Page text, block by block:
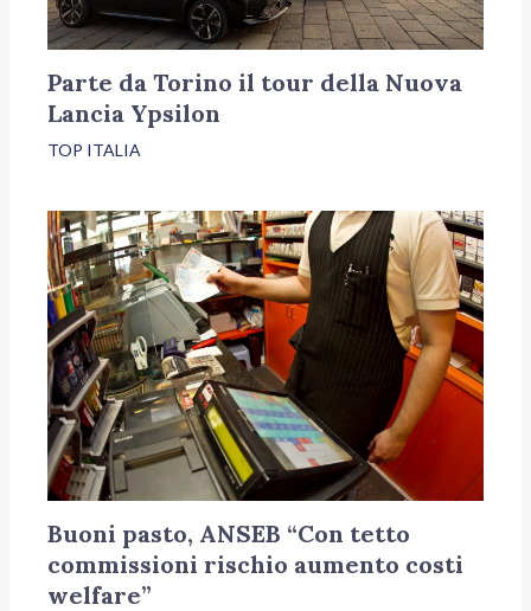
Parte da Torino il tour della Nuova
Lancia Ypsilon
TOP ITALIA
Buoni pasto, ANSEB “Con tetto
commissioni rischio aumento costi
welfare”